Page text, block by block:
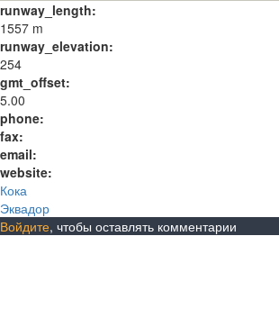
runway_length:
1557 m
runway_elevation:
254
gmt_offset:
5.00
phone:
fax:
email:
website:
Кока
Эквадор
Войдите, чтобы оставлять комментарии